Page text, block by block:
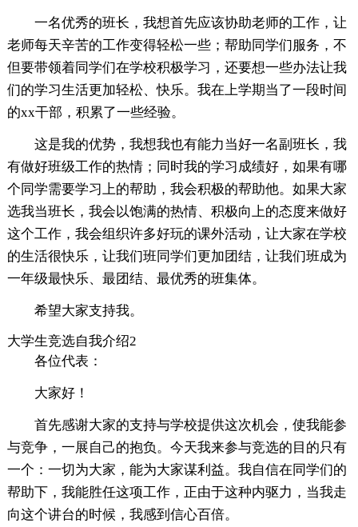
一名优秀的班长，我想首先应该协助老师的工作，让
老师每天辛苦的工作变得轻松一些；帮助同学们服务，不
但要带领着同学们在学校积极学习，还要想一些办法让我
们的学习生活更加轻松、快乐。我在上学期当了一段时间
的xx干部，积累了一些经验。
这是我的优势，我想我也有能力当好一名副班长，我
有做好班级工作的热情；同时我的学习成绩好，如果有哪
个同学需要学习上的帮助，我会积极的帮助他。如果大家
选我当班长，我会以饱满的热情、积极向上的态度来做好
这个工作，我会组织许多好玩的课外活动，让大家在学校
的生活很快乐，让我们班同学们更加团结，让我们班成为
一年级最快乐、最团结、最优秀的班集体。
希望大家支持我。
大学生竞选自我介绍2
各位代表：
大家好！
首先感谢大家的支持与学校提供这次机会，使我能参
与竞争，一展自己的抱负。今天我来参与竞选的目的只有
一个：一切为大家，能为大家谋利益。我自信在同学们的
帮助下，我能胜任这项工作，正由于这种内驱力，当我走
向这个讲台的时候，我感到信心百倍。